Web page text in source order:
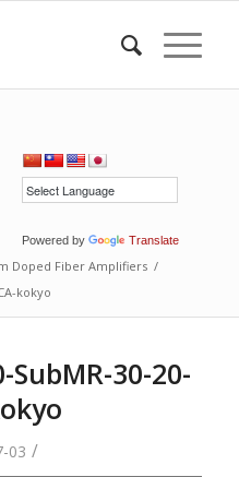
Powered by Translate
Doped Fiber Amplifiers /
kokyo
SubMR-30-20-
03 /